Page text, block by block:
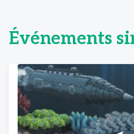
Événements